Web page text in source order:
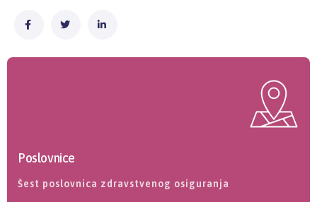
Poslovnice
Šest poslovnica zdravstvenog osiguranja